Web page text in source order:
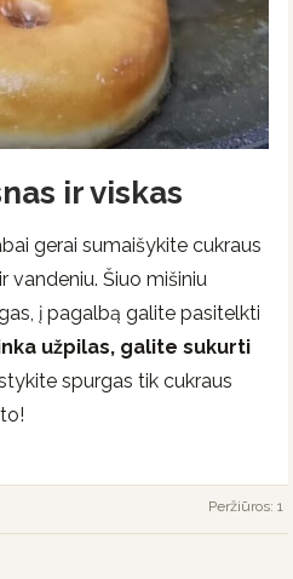
ir viskas
gerai sumaišykite cukraus
vandeniu. Šiuo mišiniu
į pagalbą galite pasitelkti
užpilas, galite sukurti
spurgas tik cukraus
Peržiūros: 1